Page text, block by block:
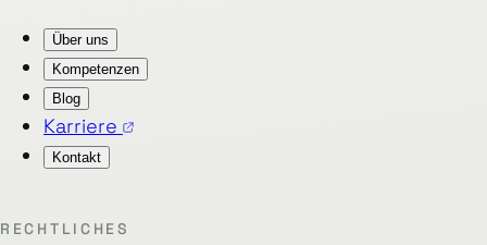
Über uns
Kompetenzen
Blog
Karriere
Kontakt
RECHTLICHES